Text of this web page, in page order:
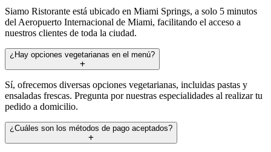
Siamo Ristorante está ubicado en Miami Springs, a solo 5 minutos
del Aeropuerto Internacional de Miami, facilitando el acceso a
nuestros clientes de toda la ciudad.
¿Hay opciones vegetarianas en el menú?
Sí, ofrecemos diversas opciones vegetarianas, incluidas pastas y
ensaladas frescas. Pregunta por nuestras especialidades al realizar tu
pedido a domicilio.
¿Cuáles son los métodos de pago aceptados?